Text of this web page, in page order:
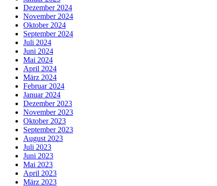
Dezember 2024
November 2024
Oktober 2024
September 2024
Juli 2024
Juni 2024
Mai 2024
April 2024
März 2024
Februar 2024
Januar 2024
Dezember 2023
November 2023
Oktober 2023
September 2023
August 2023
Juli 2023
Juni 2023
Mai 2023
April 2023
März 2023